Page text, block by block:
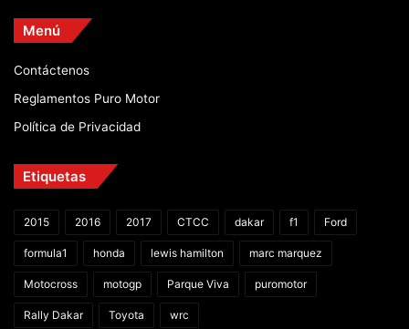
Menú
Contáctenos
Reglamentos Puro Motor
Política de Privacidad
Etiquetas
2015 2016 2017 CTCC dakar f1 Ford
formula1 honda lewis hamilton marc marquez
Motocross motogp Parque Viva puromotor
Rally Dakar Toyota wrc